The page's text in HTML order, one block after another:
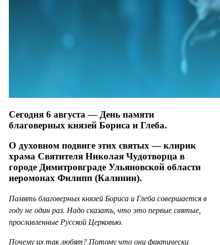
Сегодня 6 августа — День памяти
благоверных князей Бориса и Глеба.
О духовном подвиге этих святых — клирик
храма Святителя Николая Чудотворца в
городе Димитровграде Ульяновской области
иеромонах Филипп (Калинин).
Память благоверных князей Бориса и Глеба совершается в
году не один раз. Надо сказать, что это первые святые,
прославленные Русской Церковью.
Почему их так любят? Потому что они фактически